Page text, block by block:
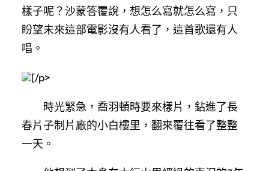
樣子呢？沙蒙答覆說，想怎么寫就怎么寫，只
盼望未來這部電影沒有人看了，這首歌還有人
唱。
[/p>
時光緊急，喬羽頓時要來樣片，鉆進了長
春片子制片廠的小白樓里，翻來覆往看了整整
一天。